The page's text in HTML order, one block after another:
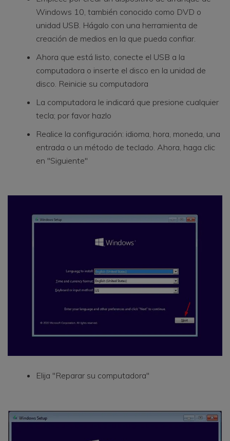
Windows 10, también conocido como DVD o
unidad USB. Hágalo con una herramienta de
creación de medios en la que pueda confiar.
Ahora que está listo, conecte el USB a la
computadora o inserte el disco en la unidad de
disco. Reinicie su computadora
La computadora le indicará que presione cualquier
tecla; por favor hazlo
Realice la configuración: idioma, hora, moneda, una
entrada o un método de teclado. Ahora, haga clic
en "Siguiente"
Elija "Reparar su computadora"